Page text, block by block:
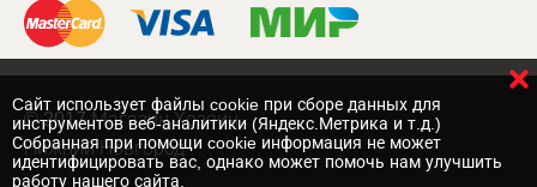
© 2017 Магазин Хозяин
Нижний Новгород
Cайт использует файлы cookie при сборе данных для
инструментов веб-аналитики (Яндекс.Метрика и т.д.)
Собранная при помощи cookie информация не может
идентифицировать вас, однако может помочь нам улучшить
работу нашего сайта.